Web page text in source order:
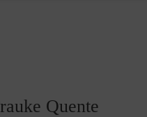
Quente